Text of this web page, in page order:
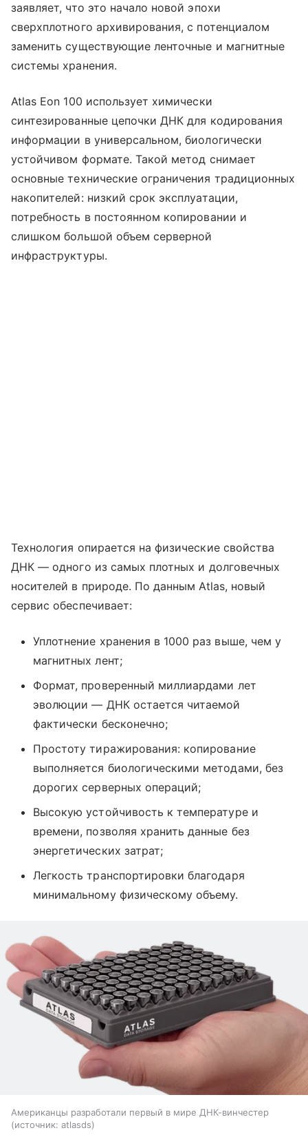
заявляет, что это начало новой эпохи
сверхплотного архивирования, с потенциалом
заменить существующие ленточные и магнитные
системы хранения.
Atlas Eon 100 использует химически
синтезированные цепочки ДНК для кодирования
информации в универсальном, биологически
устойчивом формате. Такой метод снимает
основные технические ограничения традиционных
накопителей: низкий срок эксплуатации,
потребность в постоянном копировании и
слишком большой объем серверной
инфраструктуры.
Технология опирается на физические свойства
ДНК — одного из самых плотных и долговечных
носителей в природе. По данным Atlas, новый
сервис обеспечивает:
Уплотнение хранения в 1000 раз выше, чем у
магнитных лент;
Формат, проверенный миллиардами лет
эволюции — ДНК остается читаемой
фактически бесконечно;
Простоту тиражирования: копирование
выполняется биологическими методами, без
дорогих серверных операций;
Высокую устойчивость к температуре и
времени, позволяя хранить данные без
энергетических затрат;
Легкость транспортировки благодаря
минимальному физическому объему.
Американцы разработали первый в мире ДНК-винчестер
источник: atlasds